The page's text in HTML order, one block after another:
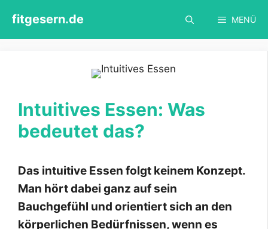
Inhalt
springen
fitgesern.de MENÜ
Intuitives Essen: Was
bedeutet das?
Das intuitive Essen folgt keinem Konzept.
Man hört dabei ganz auf sein
Bauchgefühl und orientiert sich an den
körperlichen Bedürfnissen, wenn es